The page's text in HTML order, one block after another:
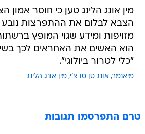
מין אונג הלינג טען כי חוסר אמון
הצבא לבלום את ההתפרצות
מזויפות ומידע שגוי המופץ
הוא האשים את האחראים לכך
"כלי לטרור ביולוגי".
מיאנמר אונג סן סו צ'י מין אונג הלינג
טרם התפרסמו תגובות